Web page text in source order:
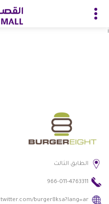
i
الطابق الثالث
966-011-4763311
twitter.com/burger8ksa?lang=ar